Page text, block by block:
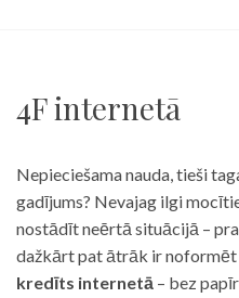
4F internetā
Nepieciešama nauda, tieši
gadījums? Nevajag ilgi
nostādīt neērtā situācijā –
dažkārt pat ātrāk ir
kredīts internetā – bez